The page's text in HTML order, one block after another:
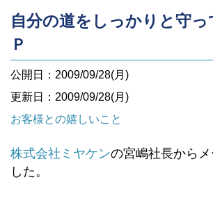
自分の道をしっかりと守っ
Ｐ
公開日：2009/09/28(月)
更新日：2009/09/28(月)
お客様との嬉しいこと
株式会社ミヤケンの宮嶋社長から
した。